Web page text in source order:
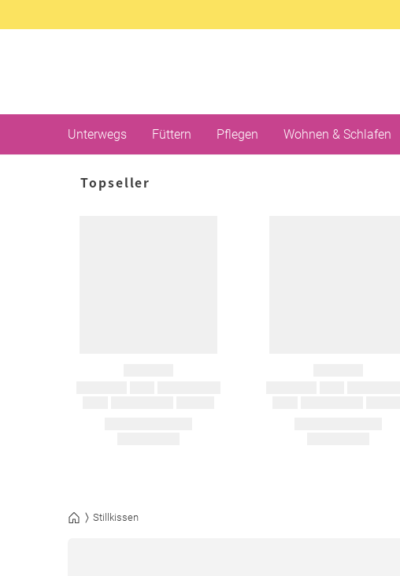
Unterwegs Füttern Pflegen Wohnen & Schlafen
Topseller
Stillkissen